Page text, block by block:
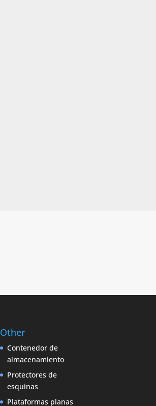
Other
Contenedor de
almacenamiento
Protectores de
esquinas
Plataformas planas